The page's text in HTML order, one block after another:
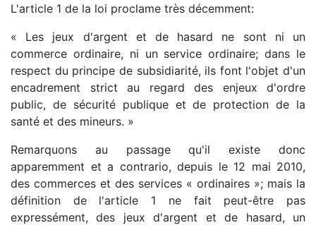
L'article 1 de la loi proclame très décemment:
« Les jeux d'argent et de hasard ne sont ni un
commerce ordinaire, ni un service ordinaire; dans le
respect du principe de subsidiarité, ils font l'objet d'un
encadrement strict au regard des enjeux d'ordre
public, de sécurité publique et de protection de la
santé et des mineurs. »
Remarquons au passage qu'il existe donc
apparemment et a contrario, depuis le 12 mai 2010,
des commerces et des services « ordinaires »; mais la
définition de l'article 1 ne fait peut-être pas
expressément, des jeux d'argent et de hasard, un